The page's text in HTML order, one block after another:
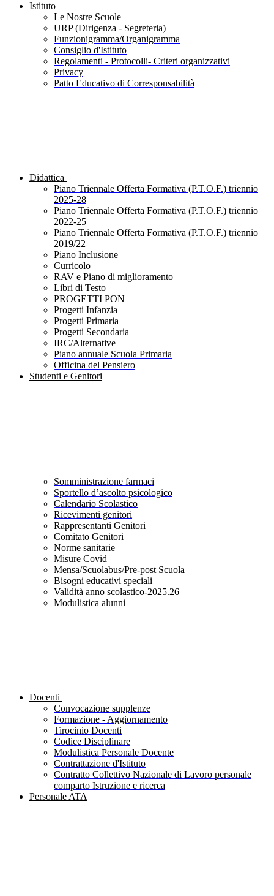
Istituto
Le Nostre Scuole
URP (Dirigenza - Segreteria)
Funzionigramma/Organigramma
Consiglio d'Istituto
Regolamenti - Protocolli- Criteri organizzativi
Privacy
Patto Educativo di Corresponsabilità
Didattica
Piano Triennale Offerta Formativa (P.T.O.F.) triennio
2025-28
Piano Triennale Offerta Formativa (P.T.O.F.) triennio
2022-25
Piano Triennale Offerta Formativa (P.T.O.F.) triennio
2019/22
Piano Inclusione
Curricolo
RAV e Piano di miglioramento
Libri di Testo
PROGETTI PON
Progetti Infanzia
Progetti Primaria
Progetti Secondaria
IRC/Alternative
Piano annuale Scuola Primaria
Officina del Pensiero
Studenti e Genitori
Somministrazione farmaci
Sportello d’ascolto psicologico
Calendario Scolastico
Ricevimenti genitori
Rappresentanti Genitori
Comitato Genitori
Norme sanitarie
Misure Covid
Mensa/Scuolabus/Pre-post Scuola
Bisogni educativi speciali
Validità anno scolastico-2025.26
Modulistica alunni
Docenti
Convocazione supplenze
Formazione - Aggiornamento
Tirocinio Docenti
Codice Disciplinare
Modulistica Personale Docente
Contrattazione d'Istituto
Contratto Collettivo Nazionale di Lavoro personale
comparto Istruzione e ricerca
Personale ATA